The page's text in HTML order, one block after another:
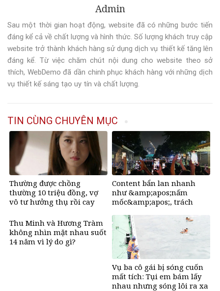
Admin
Sau một thời gian hoạt động, website đã có những bước tiến
đáng kể cả về chất lượng và hình thức. Số lượng khách truy cập
website trở thành khách hàng sử dụng dịch vụ thiết kế tăng lên
đáng kể. Từ việc chăm chút nội dung cho website theo sở
thích, WebDemo đã dần chinh phục khách hàng với những dịch
vụ thiết kế sáng tạo uy tín và chất lượng.
TIN CÙNG CHUYÊN MỤC
Thường được chồng
thường 10 triệu đồng, vợ
vô tư hưởng thụ rồi cay
sau
Content bẩn lan nhanh
như &amp;apos;nấm
mốc&amp;apos;, trách
mạng?
Thu Minh và Hương Tràm
không nhìn mặt nhau suốt
14 năm vì lý do gì?
Vụ ba cô gái bị sóng cuốn
mất tích: Tụi em bám lấy
nhau nhưng sóng lôi ra xa